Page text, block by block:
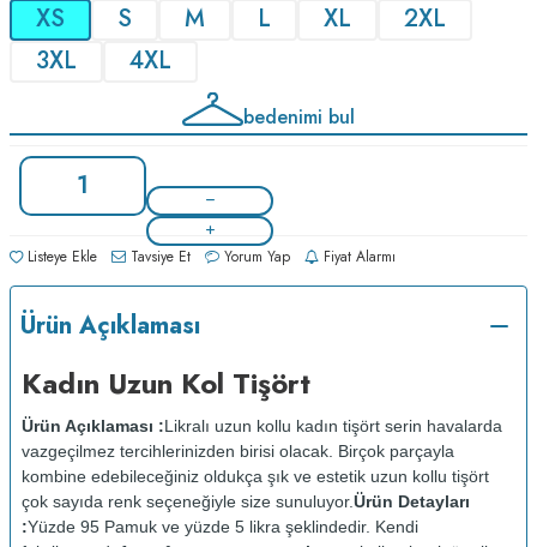
XS S M L XL
2XL
3XL
4XL
bedenimi bul
Listeye Ekle Tavsiye Et Yorum Yap Fiyat Alarmı
Ürün Açıklaması
Kadın Uzun Kol Tişört
Ürün Açıklaması :Likralı uzun kollu kadın tişört serin havalarda
vazgeçilmez tercihlerinizden birisi olacak. Birçok parçayla
kombine edebileceğiniz oldukça şık ve estetik uzun kollu tişört
çok sayıda renk seçeneğiyle size sunuluyor.Ürün Detayları
:Yüzde 95 Pamuk ve yüzde 5 likra şeklindedir. Kendi